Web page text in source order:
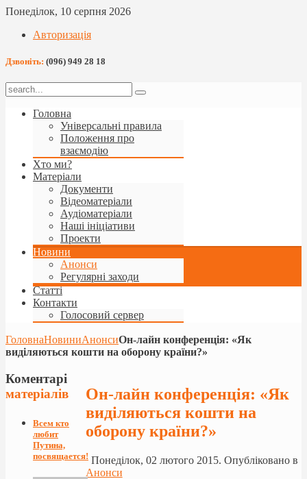
Понеділок, 10 серпня 2026
Авторизація
Дзвоніть: (096) 949 28 18
Головна
Універсальні правила
Положення про
взаємодію
Хто ми?
Матеріали
Документи
Відеоматеріали
Аудіоматеріали
Наші ініціативи
Проекти
Новини
Анонси
Регулярні заходи
Статті
Контакти
Голосовий сервер
ГоловнаНовиниАнонсиОн-лайн конференцiя: «Як
виділяються кошти на оборону країни?»
Он-лайн конференцiя: «Як
виділяються кошти на
оборону країни?»
Понеділок, 02 лютого 2015. Опубліковано в
Анонси
Коментарі
матеріалів
Всем кто
любит
Путина,
посвящается!